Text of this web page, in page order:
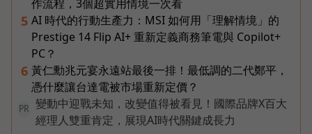
作流程，3個超實用情境一次看
5 AI 時代的行動生產力：MSI 如何用「理解情境」的
Prestige 14 Flip AI+ 重新定義商務筆電與 Copilot+
PC？
6 黃仁勳兆元宴永遠站最後一排！最低調的二代鄭平，
憑什麼讓台達電被市場重新定價？
PR
變動中迎戰未知，改變值得被看見！國際品牌X百大
經理人雙重肯定，展現AI時代關鍵成長力